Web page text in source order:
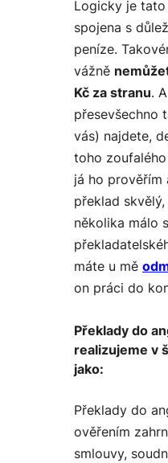
Logicky je
spojena s
peníze.
vážně
Kč za stranu.
přesevšechno
vás) najdete,
toho
já ho prověřím
překlad
několika málo
máte u mě
on práci do
Překlady do
realizujeme v
jako:
Překlady do
ověřením
smlouvy,